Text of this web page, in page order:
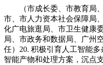
（市成长委、市教育局、
市、市人力资本社会保障局
化广电旅逛局、市卫生健康
局、市政务和数据局、广州
任）20. 积极引育人工智能
智能产物和处理方案，沉点